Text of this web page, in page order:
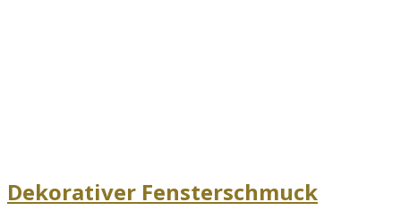
Dekorativer Fensterschmuck